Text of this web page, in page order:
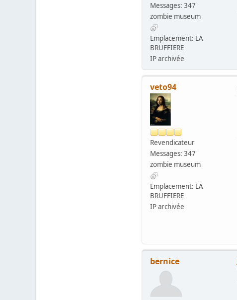
Messages: 347
zombie museum
Emplacement: LA
BRUFFIERE
IP archivée
veto94
Revendicateur
Messages: 347
zombie museum
Emplacement: LA
BRUFFIERE
IP archivée
bernice